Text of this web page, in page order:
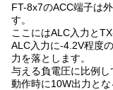
FT-8x7のACC端子は
す。
ここにはALC入力と
ALC入力に-4.2V程度
力を落とします。
与える負電圧に比例
動作時に10W出力とな